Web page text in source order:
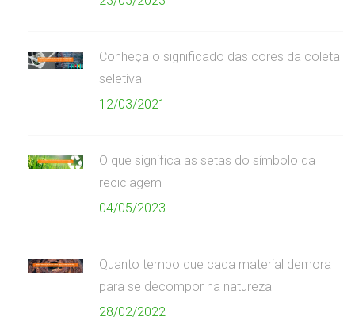
Conheça o significado das cores da coleta
seletiva
12/03/2021
O que significa as setas do símbolo da
reciclagem
04/05/2023
Quanto tempo que cada material demora
para se decompor na natureza
28/02/2022